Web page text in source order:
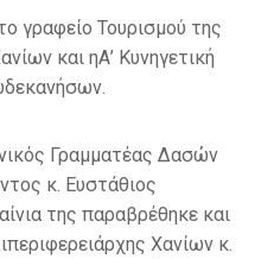
γραφείο Τουρισμού της
και ηΑ’ Κυνηγετική
Γραμματέας Δασών
κ. Ευστάθιος
της παραβρέθηκε και
Χανίων κ.